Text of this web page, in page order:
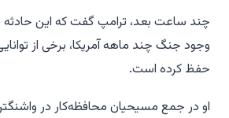
چند ساعت بعد، ترامپ گفت که این حادثه
وجود جنگ چند ماهه آمریکا، برخی از
حفظ کرده است.
او در جمع مسیحیان محافظه‌کار در